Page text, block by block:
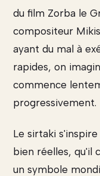
du film Zorba le
compositeur
ayant du mal à
rapides, on
commence
progressivement.
Le sirtaki
bien réelles, qu'il
un symbole